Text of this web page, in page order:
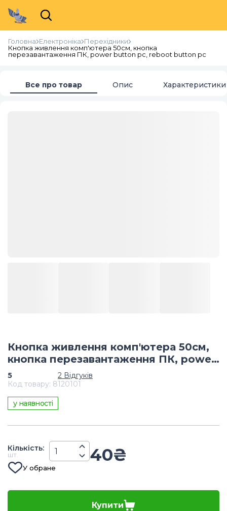
Головна Електроніка Перехідники
Кнопка живлення комп'ютера 50см, кнопка
перезавантаження ПК, power button pc, reboot button pc
Все про товар Опис Характеристики
Кнопка живлення комп'ютера 50см,
кнопка перезавантаження ПК, power
button pc, reboot button pc
5 2 Відгуків
Код товару: 8120101
у наявності
Кiлькiсть:
шт. 40₴
У обране
Купити